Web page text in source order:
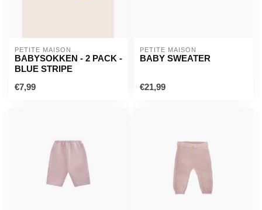
PETITE MAISON
BABYSOKKEN - 2 PACK -
BLUE STRIPE
€7,99
PETITE MAISON
BABY SWEATER
€21,99